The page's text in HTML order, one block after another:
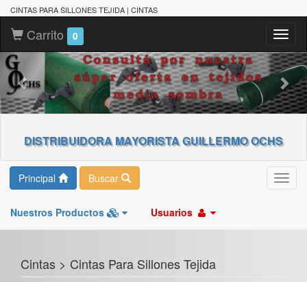
CINTAS PARA SILLONES TEJIDA | CINTAS
Carrito 0
DISTRIBUIDORA MAYORISTA GUILLERMO OCHS
Principal Buscar
Nuestros Productos Usuarios
Cintas > Cintas Para Sillones Tejida